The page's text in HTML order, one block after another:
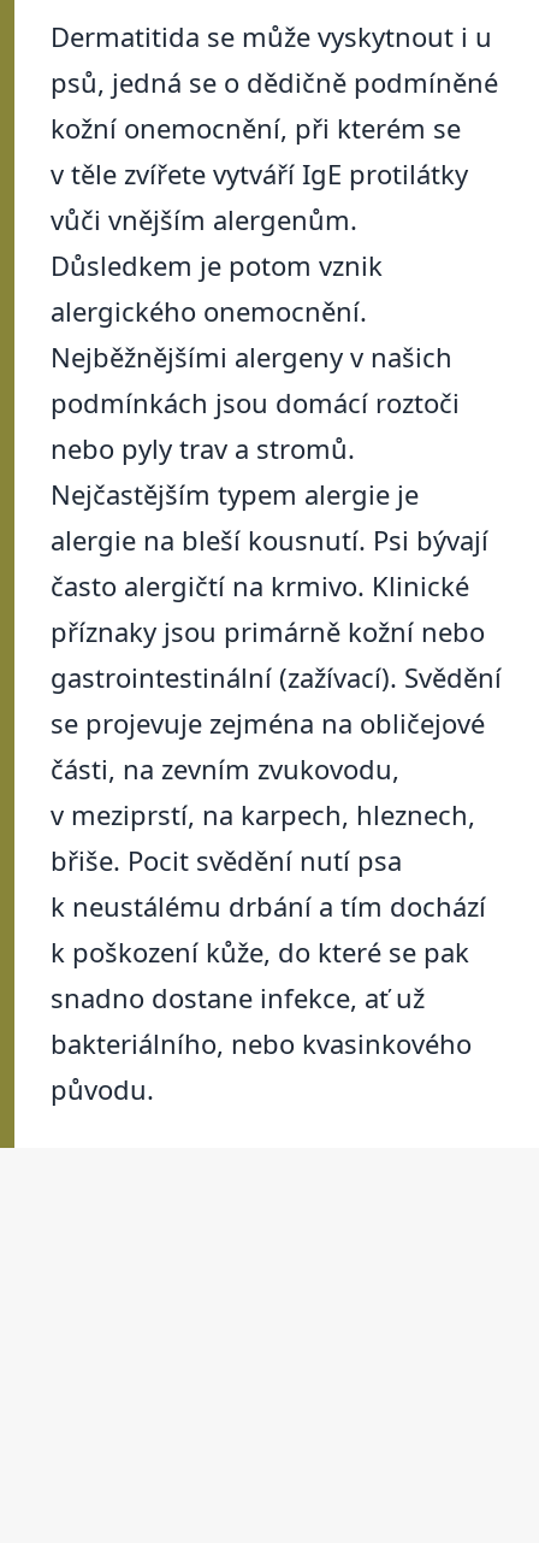
Dermatitida se může vyskytnout i u
psů, jedná se o dědičně podmíněné
kožní onemocnění, při kterém se
v těle zvířete vytváří IgE protilátky
vůči vnějším alergenům.
Důsledkem je potom vznik
alergického onemocnění.
Nejběžnějšími alergeny v našich
podmínkách jsou domácí roztoči
nebo pyly trav a stromů.
Nejčastějším typem alergie je
alergie na bleší kousnutí. Psi bývají
často alergičtí na krmivo. Klinické
příznaky jsou primárně kožní nebo
gastrointestinální (zažívací). Svědění
se projevuje zejména na obličejové
části, na zevním zvukovodu,
v meziprstí, na karpech, hleznech,
břiše. Pocit svědění nutí psa
k neustálému drbání a tím dochází
k poškození kůže, do které se pak
snadno dostane infekce, ať už
bakteriálního, nebo kvasinkového
původu.